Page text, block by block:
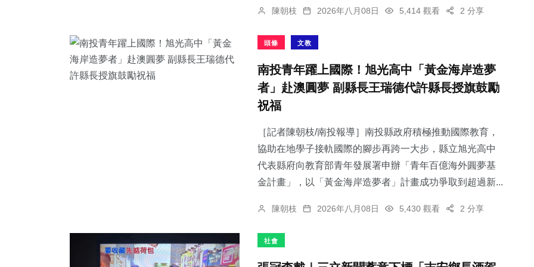
陳朝枝 2026年八月08日 5,414 觀看 2 分享
頭條 文教
南投青年躍上國際！旭光高中「黃金海岸造夢
者」赴澳圓夢 副縣長王瑞德代許縣長授旗鼓勵
祝福
［記者陳朝枝/南投報導］南投縣政府積極推動國際教育，
協助在地學子接軌國際的腳步再跨一大步，縣立旭光高中
代表縣府向教育部青年發展署申辦「青年百億海外圓夢基
金計畫」，以「黃金海岸造夢者」計畫成功爭取到超過新...
陳朝枝 2026年八月08日 5,430 觀看 2 分享
社會